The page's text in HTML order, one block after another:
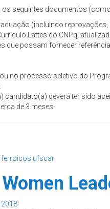
seguintes documentos
(incluindo
Lattes do CNPq,
que possam fornecer
no processo seletivo do
deverá ter sido
de 3 meses.
ferroicos ufscar
2018